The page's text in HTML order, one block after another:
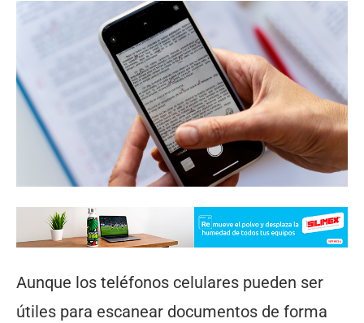
Aunque los teléfonos celulares pueden ser
útiles para escanear documentos de forma